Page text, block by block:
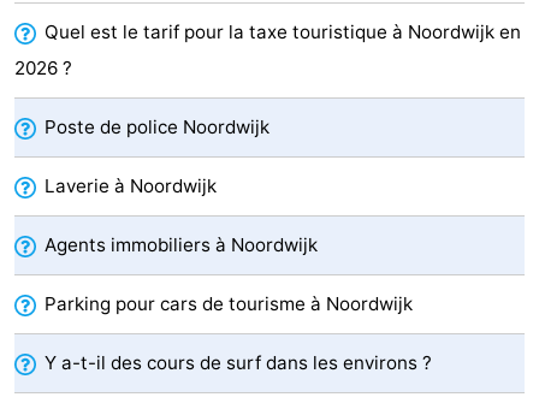
d'hôtes
Chaumières
-
De
Gouden
Spar
-
De
Noordduinen
-
Duinresort
Dunimar
-
Noordwijkse
Duinen
-
Parc
Hôtels
Quel est le tarif pour la taxe touristique à Noordwijk en
2026 ?
Poste de police Noordwijk
Laverie à Noordwijk
Agents immobiliers à Noordwijk
Parking pour cars de tourisme à Noordwijk
Y a-t-il des cours de surf dans les environs ?